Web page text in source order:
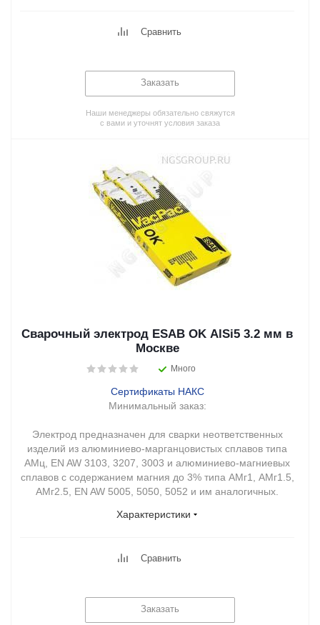
Сравнить
Заказать
Наши менеджеры обязательно свяжутся
с вами и уточнят условия заказа
Сварочный электрод ESAB OK AlSi5 3.2 мм в
Москве
Много
Сертификаты НАКС
Минимальный заказ:
Электрод предназначен для сварки неответственных
изделий из алюминиево-марганцовистых сплавов типа
АМц, EN AW 3103, 3207, 3003 и алюминиево-магниевых
сплавов с содержанием магния до 3% типа АМг1, АМг1.5,
АМг2.5, EN AW 5005, 5050, 5052 и им аналогичных.
Характеристики
Сравнить
Заказать